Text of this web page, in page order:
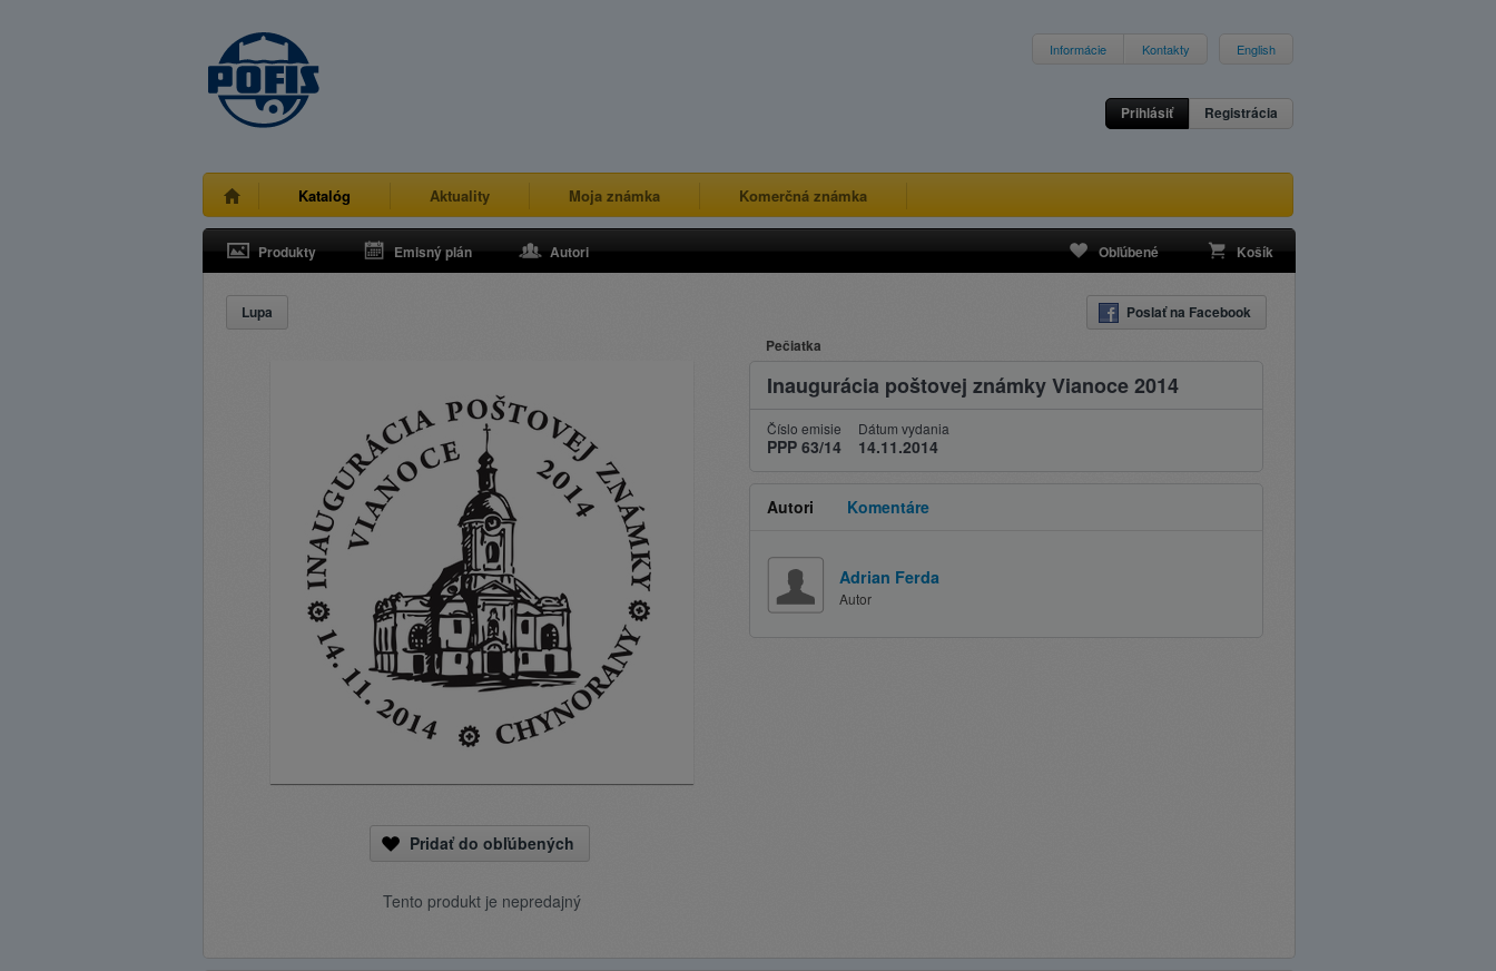
Informácie Kontakty English
Prihlásiť Registrácia
Katalóg Aktuality Moja známka Komerčná známka
Produkty Emisný plán Autori Obľúbené Košík
Lupa Poslať na Facebook
Pridať do obľúbených
Tento produkt je nepredajný
Pečiatka
Inaugurácia poštovej známky Vianoce 2014
Číslo emisie
PPP 63/14
Dátum vydania
14.11.2014
Autori Komentáre
Adrian Ferda
Autor